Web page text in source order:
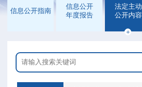
信息公开指南
信息公开
年度报告
法定主动
公开内容
